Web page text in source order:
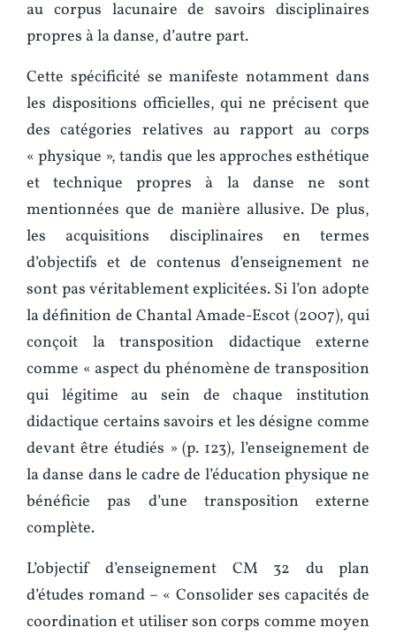
au corpus lacunaire de savoirs disciplinaires
propres à la danse, d’autre part.
Cette spécificité se manifeste notamment dans
les dispositions officielles, qui ne précisent que
des catégories relatives au rapport au corps
« physique », tandis que les approches esthétique
et technique propres à la danse ne sont
mentionnées que de manière allusive. De plus,
les acquisitions disciplinaires en termes
d’objectifs et de contenus d’enseignement ne
sont pas véritablement explicitées. Si l’on adopte
la définition de Chantal Amade-Escot (2007), qui
conçoit la transposition didactique externe
comme « aspect du phénomène de transposition
qui légitime au sein de chaque institution
didactique certains savoirs et les désigne comme
devant être étudiés » (p. 123), l’enseignement de
la danse dans le cadre de l’éducation physique ne
bénéficie pas d’une transposition externe
complète.
L’objectif d’enseignement CM 32 du plan
d’études romand – « Consolider ses capacités de
coordination et utiliser son corps comme moyen